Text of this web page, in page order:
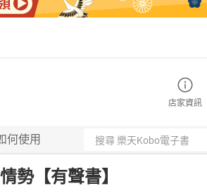
店家資訊
何使用
勢【有聲書】